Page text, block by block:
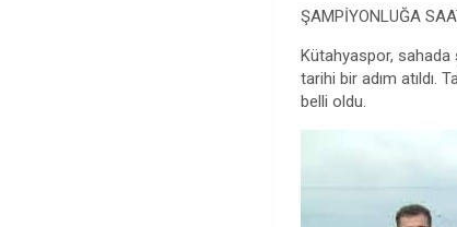
ŞAMPİYONLUĞA
Kütahyaspor, sahada
tarihi bir adım atıldı.
belli oldu.